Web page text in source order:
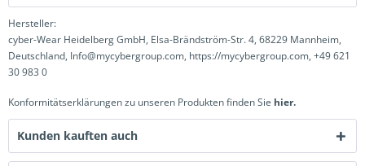
Hersteller:
cyber-Wear Heidelberg GmbH, Elsa-Brändström-Str. 4, 68229 Mannheim,
Deutschland, Info@mycybergroup.com, https://mycybergroup.com, +49 621
30 983 0
Konformitätserklärungen zu unseren Produkten finden Sie hier.
Kunden kauften auch